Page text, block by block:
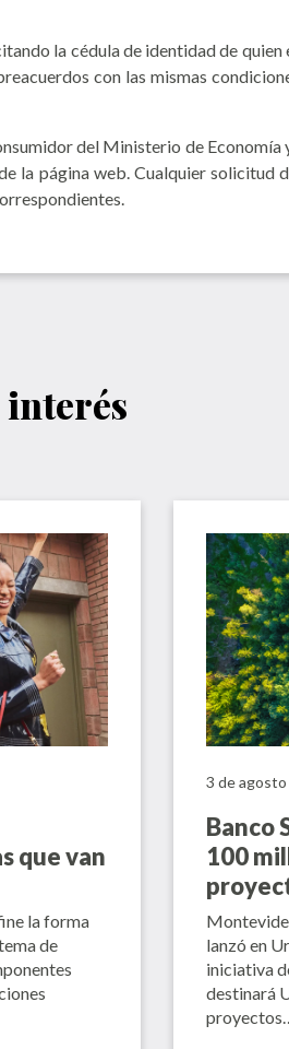
la cédula de identidad de
con las mismas
del Ministerio de Economía
la página web. Cualquier
que van
la forma
de
3 de
Banco
100
lanzó en
iniciativa
destinará